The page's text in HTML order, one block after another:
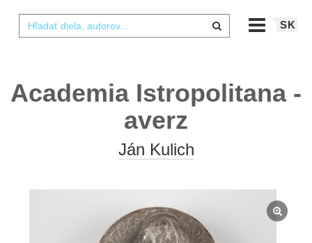
SK
Academia Istropolitana -
averz
Ján Kulich